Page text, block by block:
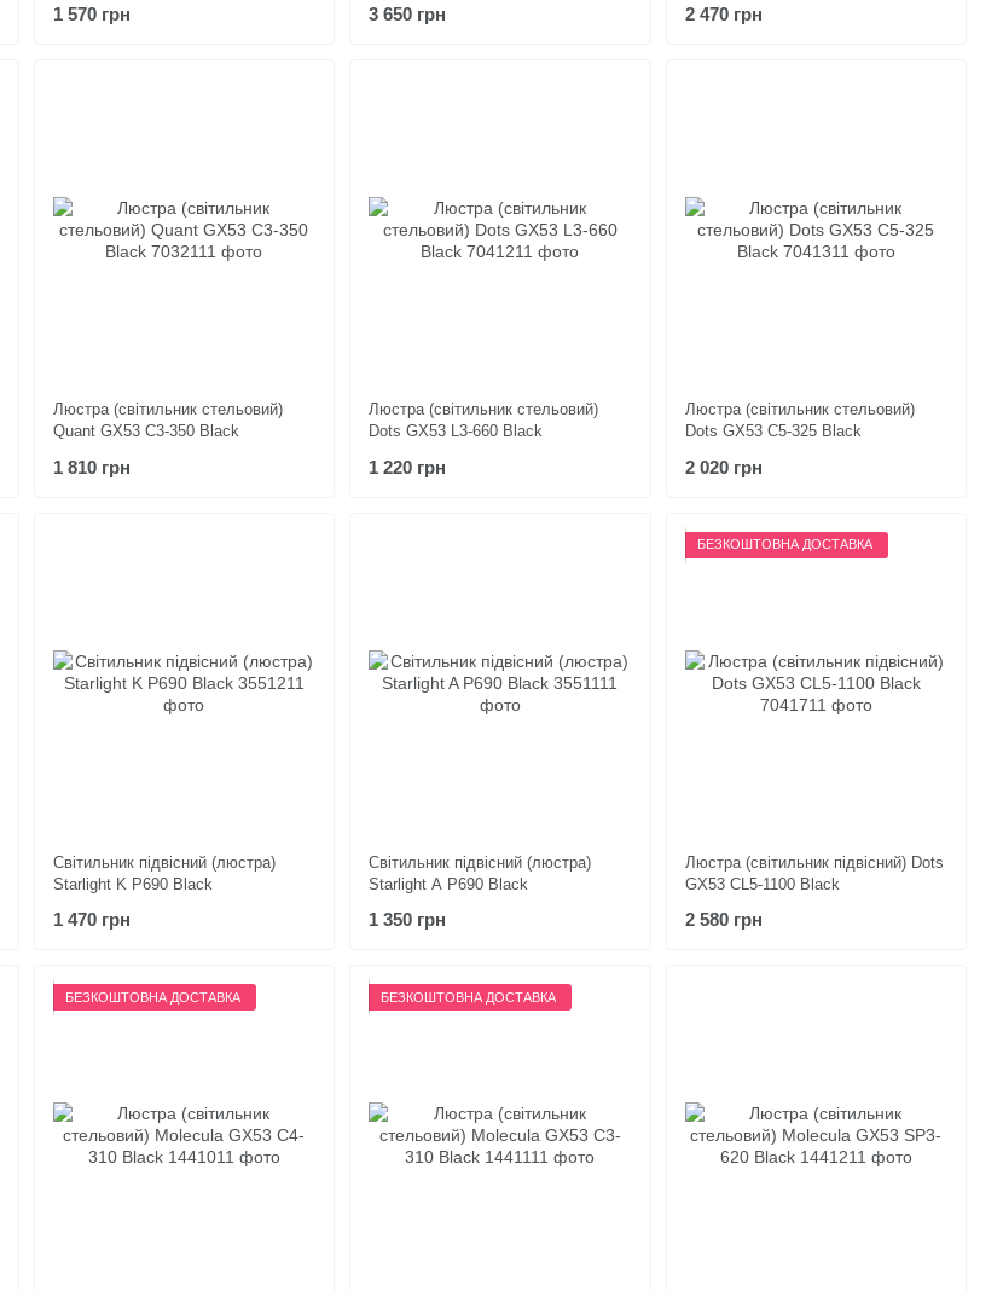
1 570 грн 3 650 грн 2 470 грн
Люстра (світильник стельовий)
Quant GX53 C3-350 Black
1 810 грн
Люстра (світильник стельовий)
Dots GX53 L3-660 Black
1 220 грн
Люстра (світильник стельовий)
Dots GX53 C5-325 Black
2 020 грн
Світильник підвісний (люстра)
Starlight K Р690 Black
1 470 грн
Світильник підвісний (люстра)
Starlight A Р690 Black
1 350 грн
БЕЗКОШТОВНА ДОСТАВКА
Люстра (світильник підвісний) Dots
GX53 СL5-1100 Black
2 580 грн
БЕЗКОШТОВНА ДОСТАВКА БЕЗКОШТОВНА ДОСТАВКА